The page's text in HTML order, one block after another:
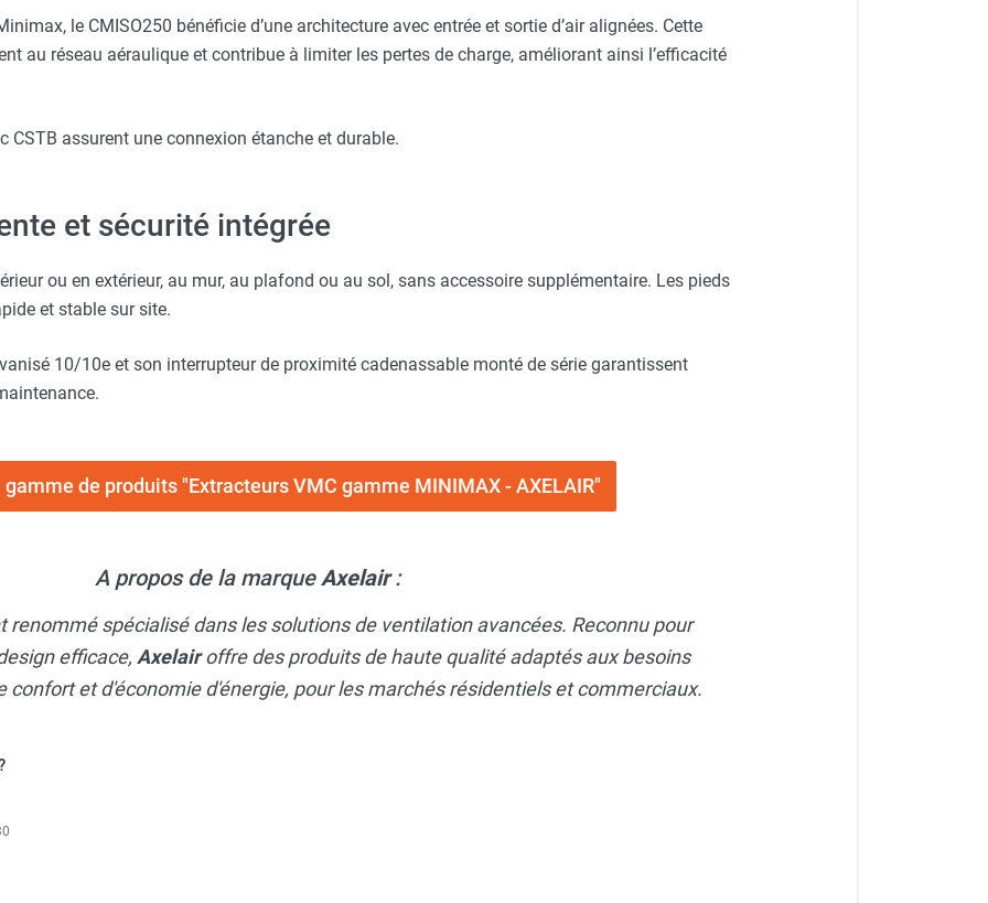
le CMISO250 bénéficie d’une architecture avec entrée et sortie d’air alignées. Cette
au réseau aéraulique et contribue à limiter les pertes de charge, améliorant ainsi l’efficacité
CSTB assurent une connexion étanche et durable.
et sécurité intégrée
ou en extérieur, au mur, au plafond ou au sol, sans accessoire supplémentaire. Les pieds
et stable sur site.
10/10e et son interrupteur de proximité cadenassable monté de série garantissent
de produits "Extracteurs VMC gamme MINIMAX - AXELAIR"
A propos de la marque Axelair:
renommé spécialisé dans les solutions de ventilation avancées. Reconnu pour
efficace, Axelairoffre des produits de haute qualité adaptés aux besoins
confort et d'économie d'énergie, pour les marchés résidentiels et commerciaux.